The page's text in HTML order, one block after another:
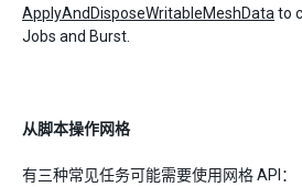
ApplyAndDisposeWritableMeshData to
Jobs and Burst.
从脚本操作网格
有三种常见任务可能需要使用网格 API：